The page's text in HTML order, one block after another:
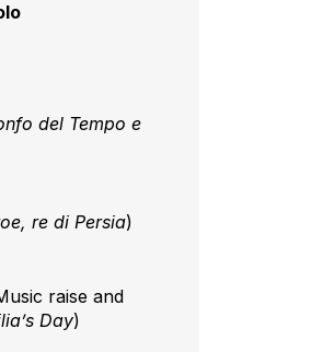
del Tempo e
re di Persia)
raise and
Day)